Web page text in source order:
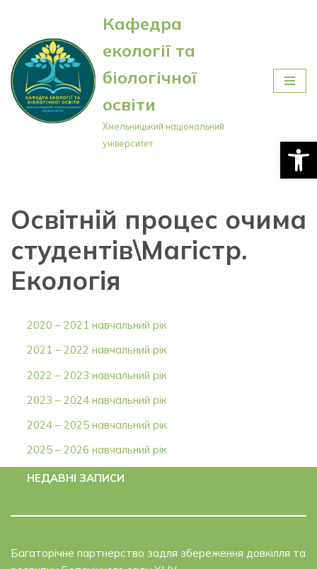
Перейти
до
вмісту
Кафедра
екології та
біологічної
освіти
Хмельницький національний
університет
Освітній процес очима
студентів\Магістр.
Екологія
2020 – 2021 навчальний рік
2021 – 2022 навчальний рік
2022 – 2023 навчальний рік
2023 – 2024 навчальний рік
2024 – 2025 навчальний рік
2025 – 2026 навчальний рік
НЕДАВНІ ЗАПИСИ
Багаторічне партнерство задля збереження довкілля та